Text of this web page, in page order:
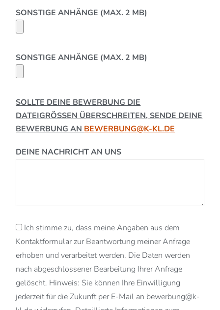
SONSTIGE ANHÄNGE (MAX. 2 MB)
SONSTIGE ANHÄNGE (MAX. 2 MB)
SOLLTE DEINE BEWERBUNG DIE
DATEIGRÖSSEN ÜBERSCHREITEN, SENDE DEINE B
EWERBUNG AN BEWERBUNG@K-KL.DE
DEINE NACHRICHT AN UNS
Ich stimme zu, dass meine Angaben aus dem
Kontaktformular zur Beantwortung meiner Anfrage
erhoben und verarbeitet werden. Die Daten werden
nach abgeschlossener Bearbeitung Ihrer Anfrage
gelöscht. Hinweis: Sie können Ihre Einwilligung
jederzeit für die Zukunft per E-Mail an bewerbung@k-